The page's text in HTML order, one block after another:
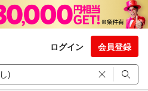
ログイン 会員登録